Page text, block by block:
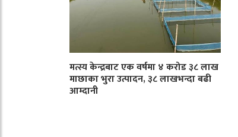
मत्स्य केन्द्रबाट एक वर्षमा ४ करोड ३८ लाख
माछाका भुरा उत्पादन, ३८ लाखभन्दा बढी
आम्दानी